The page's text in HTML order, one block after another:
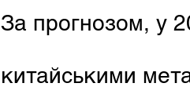
За прогнозом, у
китайськими